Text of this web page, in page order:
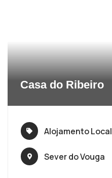
Casa do Ribeiro
Alojamento Local
Sever do Vouga